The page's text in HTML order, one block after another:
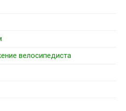
велосипедиста